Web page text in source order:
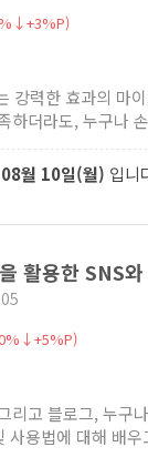
강력한 효과의 마
하더라도, 누구나
월 10일(월) 입니
활용한 SNS
리고 블로그, 누구
용법에 대해 배우